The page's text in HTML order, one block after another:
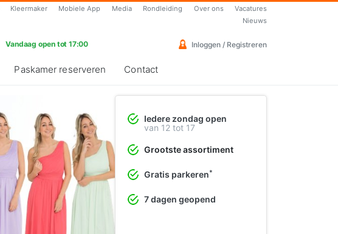
Kleermaker Mobiele App Media Rondleiding Over ons
Vacatures
Nieuws
Vandaag open tot 17:00 Inloggen / Registreren
Paskamer reserveren Contact
Vrolijke cocktailjurken
Perfect voor de lente en zomer
Iedere zondag open
van 12 tot 17
Grootste assortiment
Gratis parkeren*
7 dagen geopend